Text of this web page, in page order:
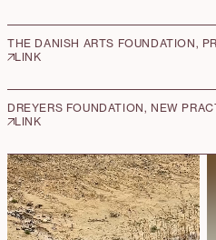
THE DANISH ARTS FOUNDATION,
LINK
DREYERS FOUNDATION, NEW
LINK